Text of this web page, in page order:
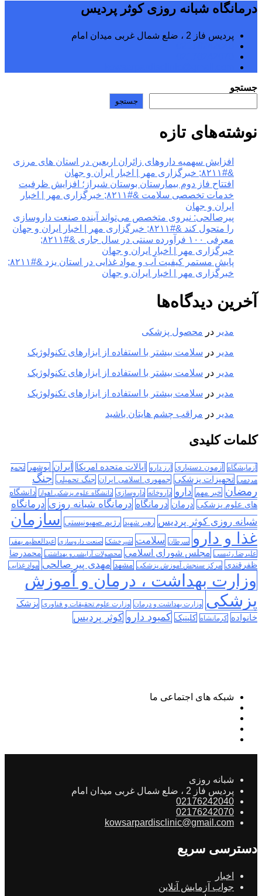
درمانگاه شبانه روزی کوثر پردیس
پردیس فاز 2 ، ضلع شمال غربی میدان امام
جستجو
جستجو
نوشته‌های تازه
افزایش سهمیه داروهای زائران اربعین در استان های مرزی
&#۸۲۱۱; خبرگزاری مهر | اخبار ایران و جهان
افتتاح فاز دوم بیمارستان بوستان شیراز؛ افزایش ظرفیت
خدمات تخصصی سلامت &#۸۲۱۱; خبرگزاری مهر | اخبار
ایران و جهان
پیرصالحی: نیروی متخصص می‌تواند آینده صنعت داروسازی
را متحول کند &#۸۲۱۱; خبرگزاری مهر | اخبار ایران و جهان
معرفی ۱۰۰ فرآورده سنتی در سال جاری &#۸۲۱۱;
خبرگزاری مهر | اخبار ایران و جهان
پایش مستمر کیفیت آب و مواد غذایی در استان یزد &#۸۲۱۱;
خبرگزاری مهر | اخبار ایران و جهان
آخرین دیدگاه‌ها
مدیر در محصول پزشکی
مدیر در سلامت بیشتر با استفاده از ابزارهای تکنولوژیک
مدیر در سلامت بیشتر با استفاده از ابزارهای تکنولوژیک
مدیر در سلامت بیشتر با استفاده از ابزارهای تکنولوژیک
مدیر در مراقب چشم هایتان باشید
کلمات کلیدی
آزمایشگاه آزمون دستیاری ارز دارو ایالات متحده امریکا ایران بوشهر
تجمع
مردمی تجهیزات پزشکی جمهوری اسلامی ایران جنگ تحمیلی جنگ
رمضان خبر مهم دارو داروخانه داروسازی دانشگاه علوم پزشکی اهواز
دانشگاه
های علوم پزشکی درمان درمانگاه درمانگاه شبانه روزی درمانگاه
شبانه روزی کوثر پردیس رهبر شهید رژیم صهیونیستی سازمان
غذا و دارو
سرطان سلامت شیرخشک صنعت داروسازی عبدالعظیم بهفر
علیرضا رئیسی مجلس شورای اسلامی محصولات آرایشی و بهداشتی محمدرضا
ظفرقندی مرکز سنجش آموزش پزشکی مشهد مهدی پیر صالحی مواد غذایی
وزارت بهداشت ، درمان و آموزش
پزشکی وزارت بهداشت و درمان وزارت علوم تحقیقات و فناوری پزشک
خانواده کرمانشاه کلینیک کمبود دارو کوثر پردیس
شبکه های اجتماعی ما
شبانه روزی
پردیس فاز 2 ، ضلع شمال غربی میدان امام
02176242040
02176242070
kowsarpardisclinic@gmail.com
دسترسی سریع
اخبار
جواب آزمایش آنلاین